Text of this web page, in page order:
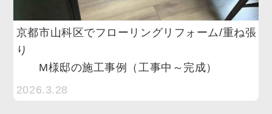
京都市山科区でフローリングリフォーム/重ね張
り
M様邸の施工事例（工事中～完成）
2026.3.28